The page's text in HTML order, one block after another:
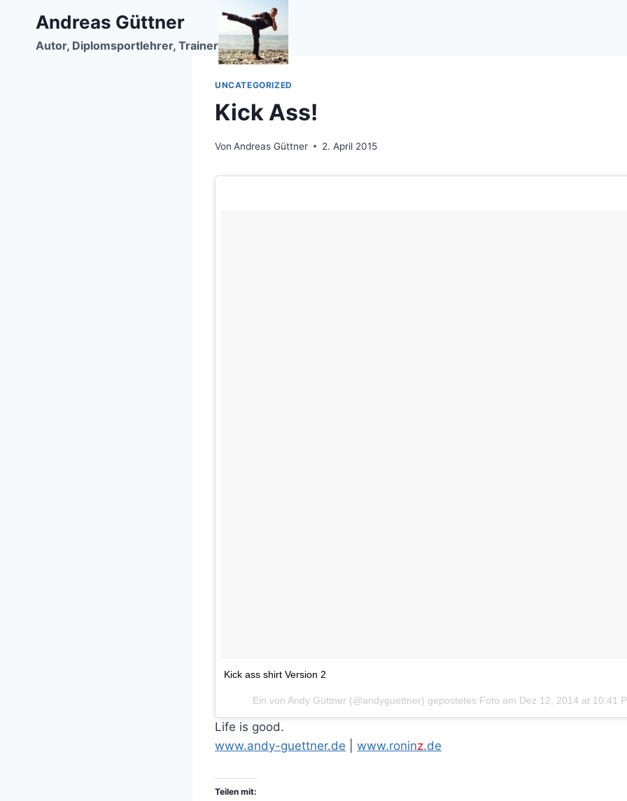
springen
Andreas Güttner
Autor, Diplomsportlehrer, Trainer
UNCATEGORIZED
Kick Ass!
Von Andreas Güttner 2. April 2015
Kick ass shirt Version 2
Ein von Andy Güttner (@andyguettner) gepostetes Foto am Dez 12, 2014 at 10:41
Life is good.
www.andy-guettner.de
www.roninz.de
Teilen mit: